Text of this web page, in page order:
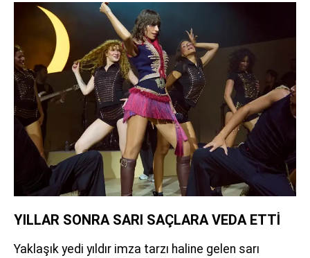
YILLAR SONRA SARI SAÇLARA VEDA ETTİ
Yaklaşık yedi yıldır imza tarzı haline gelen sarı